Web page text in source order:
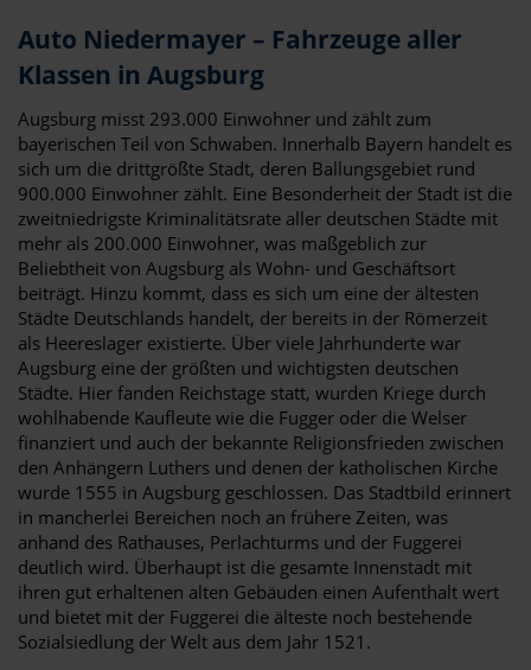
Auto Niedermayer – Fahrzeuge aller
Klassen in Augsburg
Augsburg misst 293.000 Einwohner und zählt zum
bayerischen Teil von Schwaben. Innerhalb Bayern handelt es
sich um die drittgrößte Stadt, deren Ballungsgebiet rund
900.000 Einwohner zählt. Eine Besonderheit der Stadt ist die
zweitniedrigste Kriminalitätsrate aller deutschen Städte mit
mehr als 200.000 Einwohner, was maßgeblich zur
Beliebtheit von Augsburg als Wohn- und Geschäftsort
beiträgt. Hinzu kommt, dass es sich um eine der ältesten
Städte Deutschlands handelt, der bereits in der Römerzeit
als Heereslager existierte. Über viele Jahrhunderte war
Augsburg eine der größten und wichtigsten deutschen
Städte. Hier fanden Reichstage statt, wurden Kriege durch
wohlhabende Kaufleute wie die Fugger oder die Welser
finanziert und auch der bekannte Religionsfrieden zwischen
den Anhängern Luthers und denen der katholischen Kirche
wurde 1555 in Augsburg geschlossen. Das Stadtbild erinnert
in mancherlei Bereichen noch an frühere Zeiten, was
anhand des Rathauses, Perlachturms und der Fuggerei
deutlich wird. Überhaupt ist die gesamte Innenstadt mit
ihren gut erhaltenen alten Gebäuden einen Aufenthalt wert
und bietet mit der Fuggerei die älteste noch bestehende
Sozialsiedlung der Welt aus dem Jahr 1521.